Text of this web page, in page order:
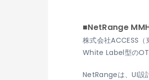
■NetRange
株式会社ACCESS
White Label型の
NetRangeは、UI設